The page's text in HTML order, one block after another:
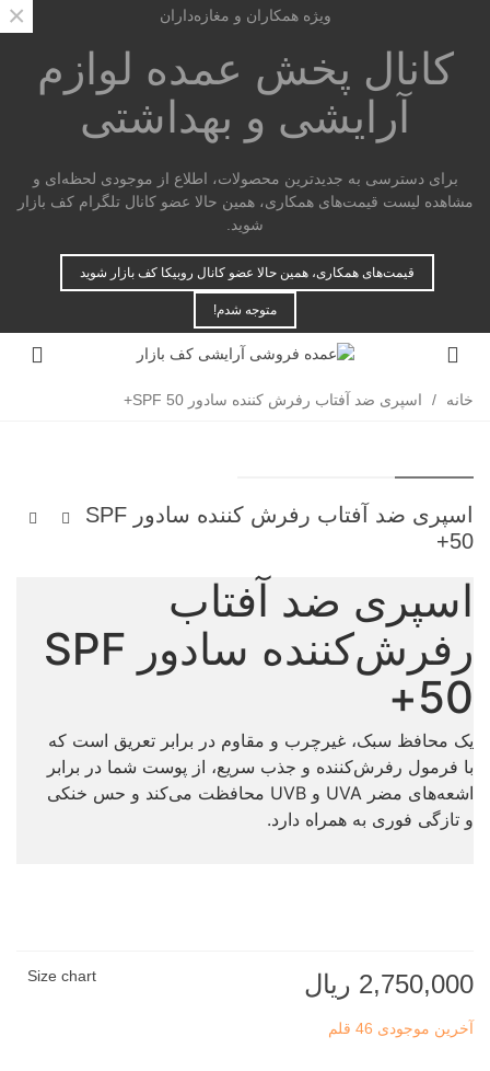
ویژه همکاران و مغازه‌داران
کانال پخش عمده لوازم
آرایشی و بهداشتی
برای دسترسی به جدیدترین محصولات، اطلاع از موجودی لحظه‌ای و
مشاهده لیست قیمت‌های همکاری، همین حالا عضو کانال تلگرام کف بازار
شوید.
قیمت‌های همکاری، همین حالا عضو کانال روبیکا کف بازار شوید
متوجه شدم!
×
خانه / اسپری ضد آفتاب رفرش کننده سادور SPF 50+
اسپری ضد آفتاب رفرش کننده سادور SPF
50+
اسپری ضد آفتاب
رفرش‌کننده سادور SPF
50+
یک محافظ سبک، غیرچرب و مقاوم در برابر تعریق است که
با فرمول رفرش‌کننده و جذب سریع، از پوست شما در برابر
اشعه‌های مضر UVA و UVB محافظت می‌کند و حس خنکی
و تازگی فوری به همراه دارد.
2,750,000 ریال Size chart
آخرین موجودی 46 قلم